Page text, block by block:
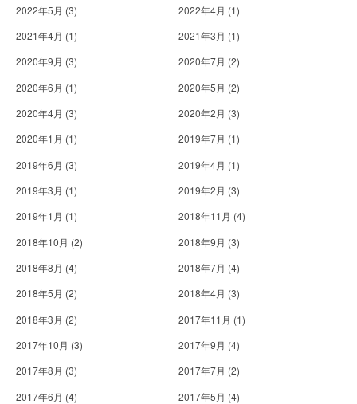
2022年5月 (3) 2022年4月 (1)
2021年4月 (1) 2021年3月 (1)
2020年9月 (3) 2020年7月 (2)
2020年6月 (1) 2020年5月 (2)
2020年4月 (3) 2020年2月 (3)
2020年1月 (1) 2019年7月 (1)
2019年6月 (3) 2019年4月 (1)
2019年3月 (1) 2019年2月 (3)
2019年1月 (1) 2018年11月 (4)
2018年10月 (2) 2018年9月 (3)
2018年8月 (4) 2018年7月 (4)
2018年5月 (2) 2018年4月 (3)
2018年3月 (2) 2017年11月 (1)
2017年10月 (3) 2017年9月 (4)
2017年8月 (3) 2017年7月 (2)
2017年6月 (4) 2017年5月 (4)